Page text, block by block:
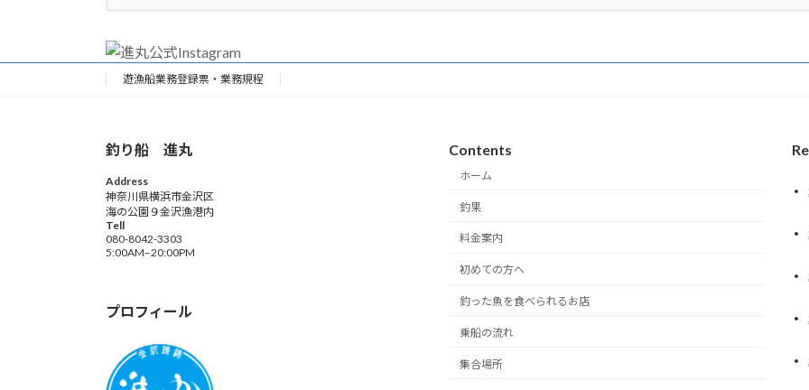
遊漁船業務登録票・業務規程
釣り船 進丸
Address
神奈川県横浜市金沢区
海の公園９金沢漁港内
Tell
080-8042-3303
5:00AM–20:00PM
プロフィール
Contents
ホーム
釣果
料金案内
初めての方へ
釣った魚を食べられるお店
乗船の流れ
集合場所